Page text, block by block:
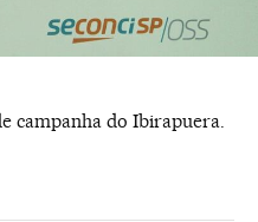
campanha do Ibirapuera.